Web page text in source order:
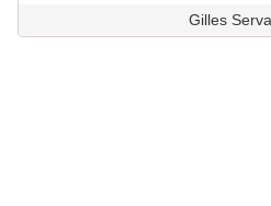
Gilles